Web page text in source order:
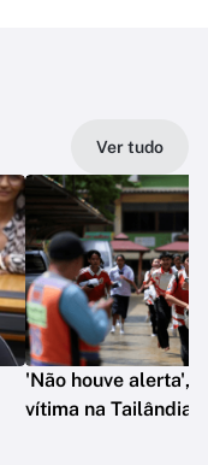
Ver tudo
'Não houve alerta',
vítima na Tailândia